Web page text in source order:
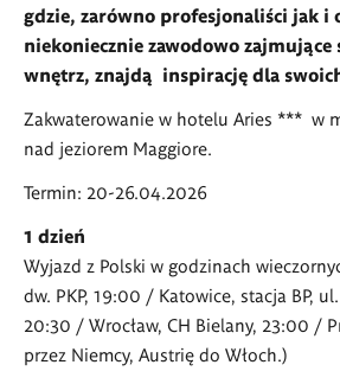
gdzie, zarówno profesjonaliści jak i
niekoniecznie zawodowo zajmujące
wnętrz, znajdą inspirację dla
Zakwaterowanie w hotelu Aries *** w
nad jeziorem Maggiore.
Termin: 20-26.04.2026
1 dzień
Wyjazd z Polski w godzinach
dw. PKP, 19:00 / Katowice, stacja BP,
20:30 / Wrocław, CH Bielany, 23:00 /
przez Niemcy, Austrię do Włoch.)